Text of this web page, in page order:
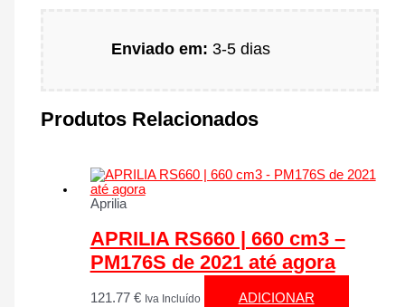
Enviado em: 3-5 dias
Produtos Relacionados
Aprilia
APRILIA RS660 | 660 cm3 –
PM176S de 2021 até agora
121.77 € Iva Incluído ADICIONAR